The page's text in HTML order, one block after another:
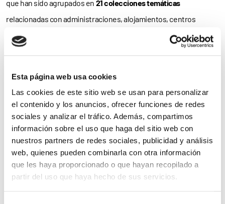
Esta página web usa cookies
Las cookies de este sitio web se usan para personalizar
el contenido y los anuncios, ofrecer funciones de redes
sociales y analizar el tráfico. Además, compartimos
información sobre el uso que haga del sitio web con
nuestros partners de redes sociales, publicidad y análisis
web, quienes pueden combinarla con otra información
que les haya proporcionado o que hayan recopilado a
partir del uso que haya hecho de sus servicios.
que han sido agrupados en 21 colecciones temáticas
relacionadas con administraciones, alojamientos, centros
comerciales, oficinas,
turismo, entre otros.
Es más; el banco también incluye una sección con enlaces a
normativa, manuales y artículospara promover un
más profundo de las indicaciones a seguir y lasbuenas prácticas
desarrolladas hasta el momento.
El proyecto del banco digital, desarrollado gracias a una
subvención procedente del
0,7%
del Impuesto sobre la Renta de
las Personas Físicas (IRPF) del Ministerio deDerechos Sociales
Agenda 2030 y en el que participan13 federaciones